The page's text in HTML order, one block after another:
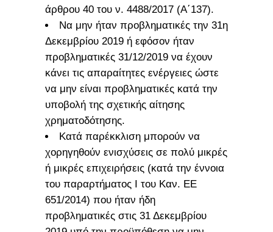
άρθρου 40 του ν. 4488/2017 (Α΄137).
Να μην ήταν προβληματικές την 31η
Δεκεμβρίου 2019 ή εφόσον ήταν
προβληματικές 31/12/2019 να έχουν
κάνει τις απαραίτητες ενέργειες ώστε
να μην είναι προβληματικές κατά την
υποβολή της σχετικής αίτησης
χρηματοδότησης.
Κατά παρέκκλιση μπορούν να
χορηγηθούν ενισχύσεις σε πολύ μικρές
ή μικρές επιχειρήσεις (κατά την έννοια
του παραρτήματος I του Καν. ΕΕ
651/2014) που ήταν ήδη
προβληματικές στις 31 Δεκεμβρίου